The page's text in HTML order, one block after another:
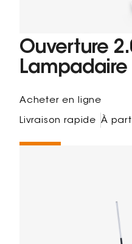
Ouverture
Lampadaire
Acheter en ligne
Livraison rapide À